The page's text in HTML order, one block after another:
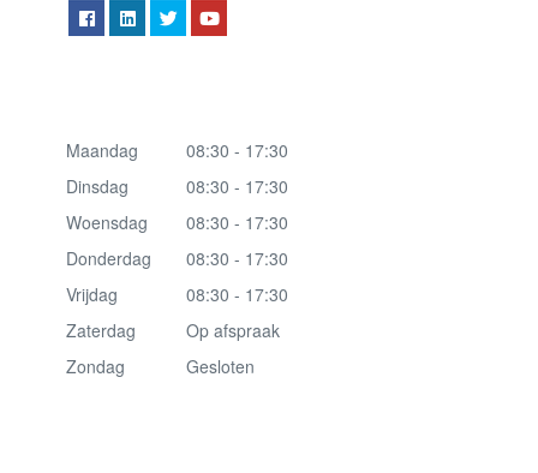
Maandag
08:30 - 17:30
Dinsdag
08:30 - 17:30
Woensdag
08:30 - 17:30
Donderdag
08:30 - 17:30
Vrijdag
08:30 - 17:30
Zaterdag
Op afspraak
Zondag
Gesloten